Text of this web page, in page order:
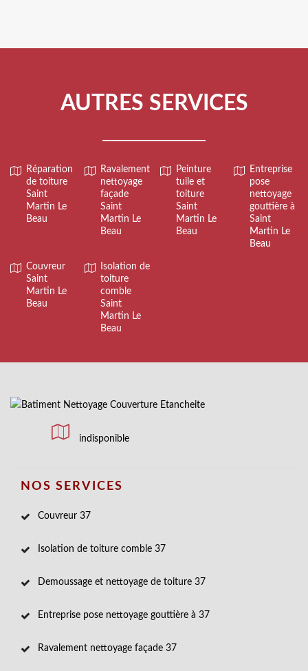
AUTRES SERVICES
Réparation
de toiture
Saint
Martin Le
Beau
Ravalement
nettoyage
façade
Saint
Martin Le
Beau
Peinture
tuile et
toiture
Saint
Martin Le
Beau
Entreprise
pose
nettoyage
gouttière à
Saint
Martin Le
Beau
Couvreur
Saint
Martin Le
Beau
Isolation de
toiture
comble
Saint
Martin Le
Beau
indisponible
NOS SERVICES
Couvreur 37
Isolation de toiture comble 37
Demoussage et nettoyage de toiture 37
Entreprise pose nettoyage gouttière à 37
Ravalement nettoyage façade 37